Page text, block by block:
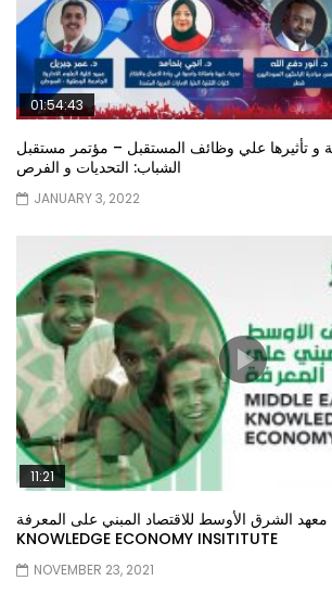
01:54:43
و تأثيرها علي وظائف المستقبل – مؤتمر مستقبل
الشباب: التحديات و الفرص
JANUARY 3, 2022
11:21
معهد الشرق الأوسط للاقتصاد المبني على المعرفة MIDDLE EASTERN
KNOWLEDGE ECONOMY INSITITUTE
NOVEMBER 23, 2021